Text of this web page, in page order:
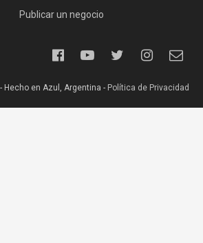
Publicar un negocio
en Azul, Argentina - Política de Privacidad